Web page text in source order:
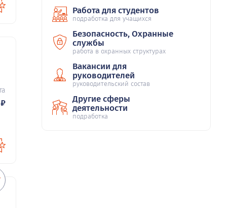
₽
Работа для студентов
подработка для учащихся
Безопасность, Охранные
службы
работа в охранных структурах
Вакансии для
руководителей
руководительский состав
Другие сферы
деятельности
подработка